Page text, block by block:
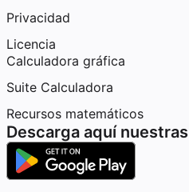
Privacidad
Licencia
Calculadora gráfica
Suite Calculadora
Recursos matemáticos
Descarga aquí